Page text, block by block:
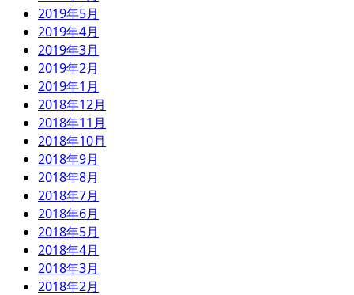
2019年5月
2019年4月
2019年3月
2019年2月
2019年1月
2018年12月
2018年11月
2018年10月
2018年9月
2018年8月
2018年7月
2018年6月
2018年5月
2018年4月
2018年3月
2018年2月